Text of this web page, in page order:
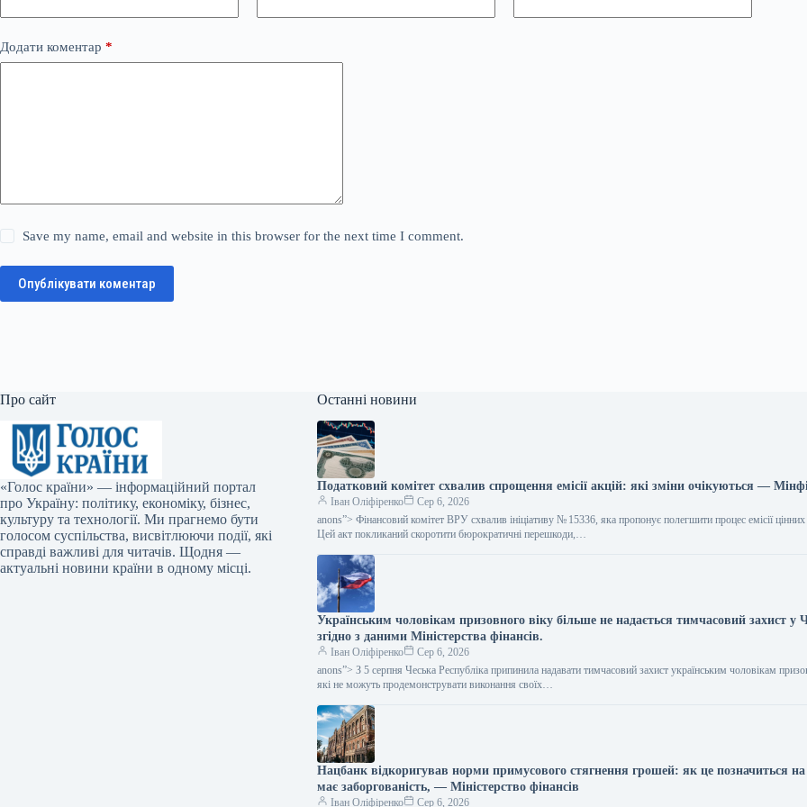
Додати коментар *
Save my name, email and website in this browser for the next time I comment.
Опублікувати коментар
Про сайт
«Голос країни» — інформаційний портал
про Україну: політику, економіку, бізнес,
культуру та технології. Ми прагнемо бути
голосом суспільства, висвітлюючи події, які
справді важливі для читачів. Щодня —
актуальні новини країни в одному місці.
Останні новини
Податковий комітет схвалив спрощення емісії акцій: які зміни очікуються —
Іван Оліфіренко
Сер 6, 2026
anons”> Фінансовий комітет ВРУ схвалив ініціативу № 15336, яка пропонує полегшити процес емісії цінних
Цей акт покликаний скоротити бюрократичні перешкоди,…
Українським чоловікам призовного віку більше не надається тимчасовий захист у
згідно з даними Міністерства фінансів.
Іван Оліфіренко
Сер 6, 2026
anons”> З 5 серпня Чеська Республіка припинила надавати тимчасовий захист українським чоловікам
які не можуть продемонструвати виконання своїх…
Нацбанк відкоригував норми примусового стягнення грошей: як це позначиться
має заборгованість, — Міністерство фінансів
Іван Оліфіренко Сер 6, 2026